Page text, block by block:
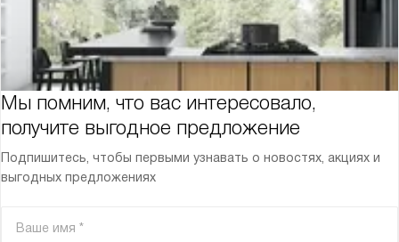
Мы помним, что вас интересовало,
получите выгодное предложение
Подпишитесь, чтобы первыми узнавать о новостях, акциях и
выгодных предложениях